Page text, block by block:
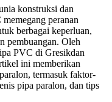
konstruksi dan
peranan
berbagai keperluan,
pembuangan. Oleh
PVC di Gresikdan
ini memberikan
termasuk faktor-
pipa paralon, dan tips